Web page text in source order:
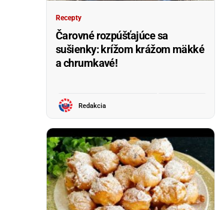
Recepty
Čarovné rozpúšťajúce sa
sušienky: krížom krážom mäkké
a chrumkavé!
Redakcia